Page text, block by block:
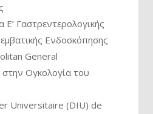
Ε’ Γαστρεντερολογικής
Ενδοσκόπησης
General
στην Ογκολογία του
Universitaire (DIU) de